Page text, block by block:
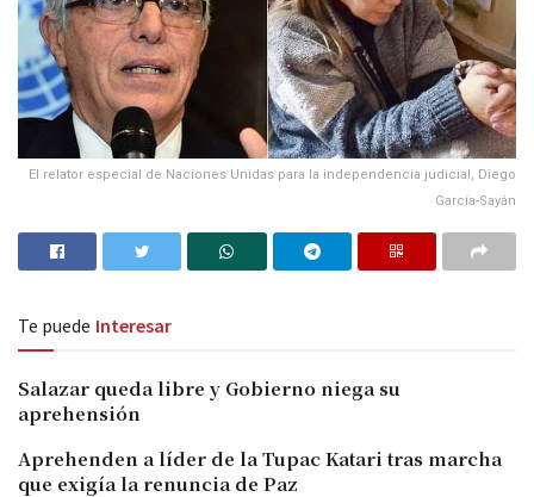
El relator especial de Naciones Unidas para la independencia judicial, Diego
García-Sayán
Te puede Interesar
Salazar queda libre y Gobierno niega su
aprehensión
Aprehenden a líder de la Tupac Katari tras marcha
que exigía la renuncia de Paz